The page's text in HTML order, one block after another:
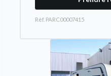
Rèf. PARC00007415